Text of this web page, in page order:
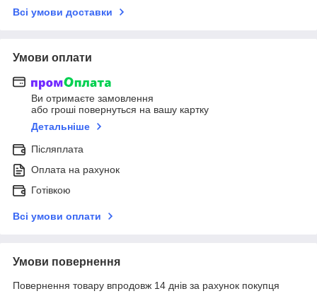
Всі умови доставки
Умови оплати
Ви отримаєте замовлення
або гроші повернуться на вашу картку
Детальніше
Післяплата
Оплата на рахунок
Готівкою
Всі умови оплати
Умови повернення
Повернення товару впродовж 14 днів за рахунок покупця